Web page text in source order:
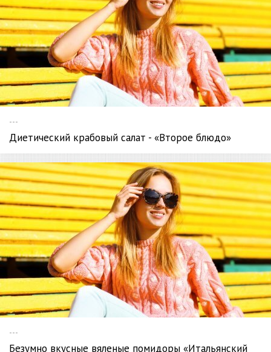
---
Диетический крабовый салат - «Второе блюдо»
---
Безумно вкусные вяленые помидоры «Итальянский